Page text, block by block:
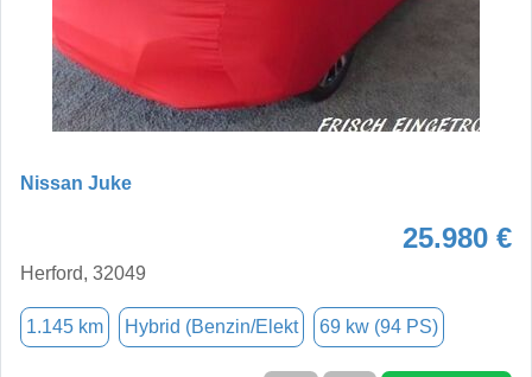
Nissan Juke
25.980 €
Herford, 32049
1.145 km Hybrid (Benzin/Elekt 69 kw (94 PS)